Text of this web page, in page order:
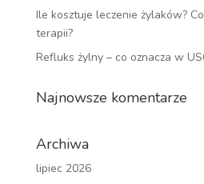
Ile kosztuje leczenie żylaków?
terapii?
Refluks żylny – co oznacza w
Najnowsze komentarze
Archiwa
lipiec 2026